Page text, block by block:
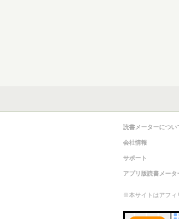
読書メーターについ
会社情報
サポート
アプリ版読書メータ
※本サイトはアフィ